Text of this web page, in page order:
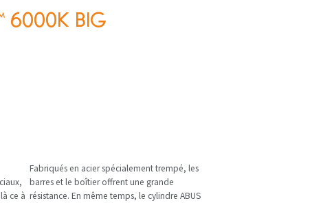
6000K BIG
ce à
Fabriqués en acier spécialement trempé, les
barres et le boîtier offrent une grande
résistance. En même temps, le cylindre ABUS